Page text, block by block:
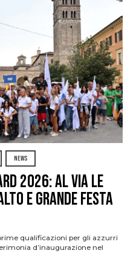
NEWS
2026: al via le
e grande festa
qualificazioni per gli azzurri
d’inaugurazione nel